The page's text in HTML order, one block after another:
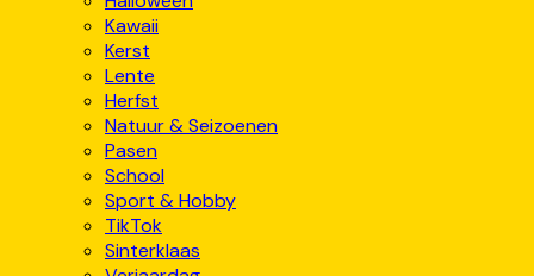
Kawaii
Kerst
Lente
Herfst
Natuur & Seizoenen
Pasen
School
Sport & Hobby
TikTok
Sinterklaas